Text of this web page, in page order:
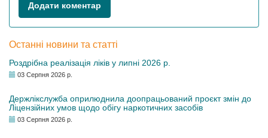
Додати коментар
Останні новини та статті
Роздрібна реалізація ліків у липні 2026 р.
03 Серпня 2026 р.
Держлікслужба оприлюднила доопрацьований проєкт змін до
Ліцензійних умов щодо обігу наркотичних засобів
03 Серпня 2026 р.